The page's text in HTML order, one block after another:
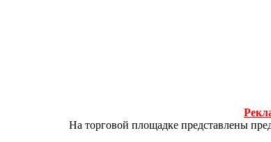
На торговой площадке представлены